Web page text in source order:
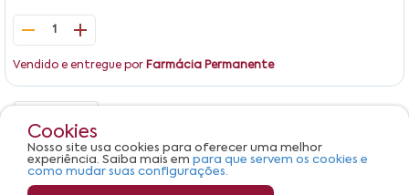
1
Vendido e entregue por Farmácia Permanente
Produto não apresenta descrição.
Cookies
Nosso site usa cookies para oferecer uma melhor
experiência. Saiba mais em para que servem os cookies e
como mudar suas configurações.